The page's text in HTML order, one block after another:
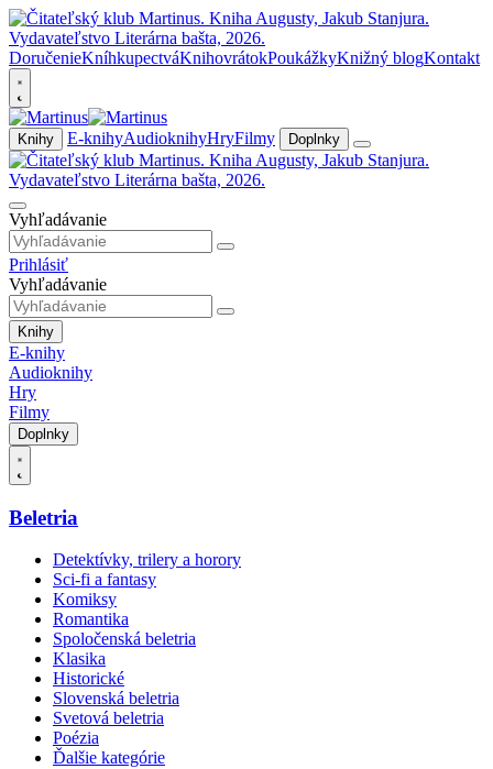
DoručenieKníhkupectváKnihovrátokPoukážkyKnižný blogKontakt
Knihy E-knihyAudioknihyHryFilmy Doplnky
Vyhľadávanie
Prihlásiť
Vyhľadávanie
Knihy
E-knihy
Audioknihy
Hry
Filmy
Doplnky
Beletria
Detektívky, trilery a horory
Sci-fi a fantasy
Komiksy
Romantika
Spoločenská beletria
Klasika
Historické
Slovenská beletria
Svetová beletria
Poézia
Ďalšie kategórie